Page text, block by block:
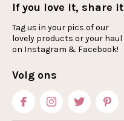
If you love it, share it
Tag us in your pics of our
lovely products or your haul
on Instagram & Facebook!
Volg ons